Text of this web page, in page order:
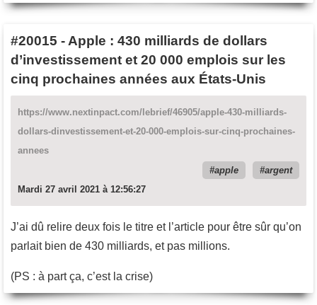
#20015 - Apple : 430 milliards de dollars
d’investissement et 20 000 emplois sur les
cinq prochaines années aux États-Unis
https://www.nextinpact.com/lebrief/46905/apple-430-milliards-
dollars-dinvestissement-et-20-000-emplois-sur-cinq-prochaines-
annees
apple
argent
Mardi 27 avril 2021 à 12:56:27
J’ai dû relire deux fois le titre et l’article pour être sûr qu’on
parlait bien de 430 milliards, et pas millions.
(PS : à part ça, c’est la crise)